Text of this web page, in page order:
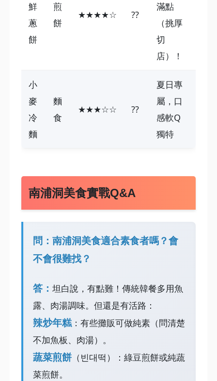
鮮
蔥
餅
煎
餅
★★★★☆ ??
滿點
（挑厚
切
店）！
小
麥
冷
麵
麵
食
★★★☆☆ ??
夏日專
屬，口
感軟Q
獨特
南浦洞美食實戰Q&A
問：南浦洞美食適合素食者嗎？會
不會很難找？
答： 坦白說，有點難！傳統韓餐多用魚
露、肉湯調味。但還是有活路：
辣炒年糕：有些攤販可做純素（問清楚
不加魚板、肉湯）。
蔬菜煎餅 （빈대떡）：綠豆煎餅或純蔬
菜煎餅。